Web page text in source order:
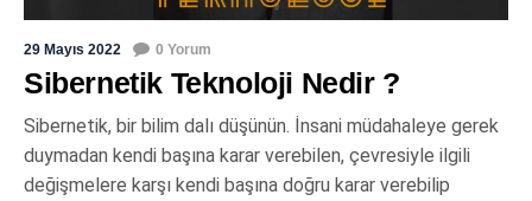
29 Mayıs 2022 0 Yorum
Sibernetik Teknoloji Nedir ?
Sibernetik, bir bilim dalı düşünün. İnsani müdahaleye gerek
duymadan kendi başına karar verebilen, çevresiyle ilgili
değişmelere karşı kendi başına doğru karar verebilip